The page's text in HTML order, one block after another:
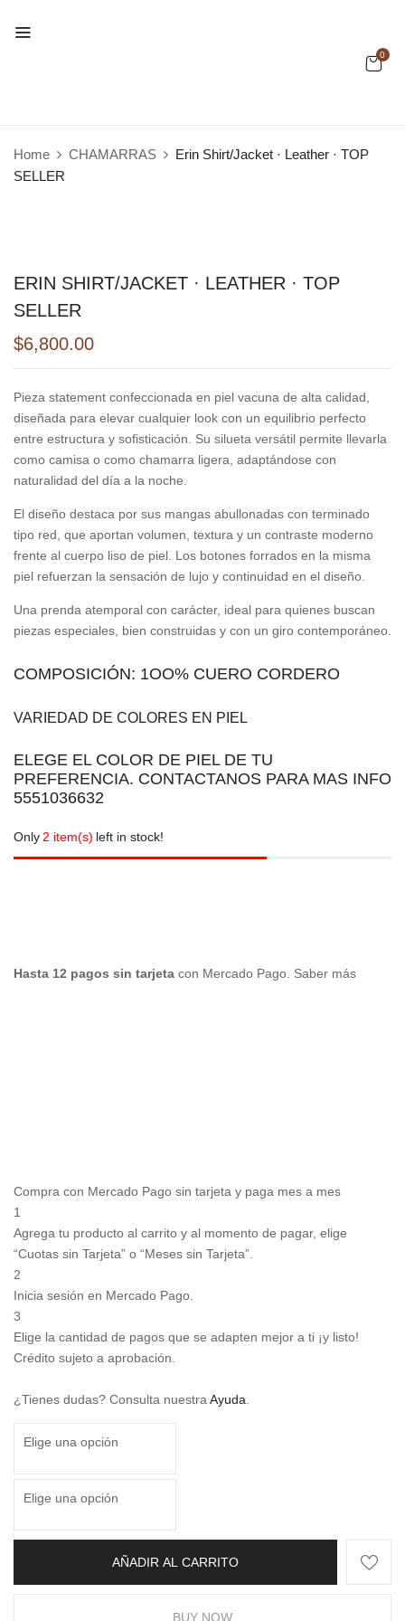
0
Home CHAMARRAS
Erin Shirt/Jacket · Leather · TOP
SELLER
ERIN SHIRT/JACKET · LEATHER · TOP
SELLER
$6,800.00
Pieza statement confeccionada en piel vacuna de alta calidad,
diseñada para elevar cualquier look con un equilibrio perfecto
entre estructura y sofisticación. Su silueta versátil permite llevarla
como camisa o como chamarra ligera, adaptándose con
naturalidad del día a la noche.
El diseño destaca por sus mangas abullonadas con terminado
tipo red, que aportan volumen, textura y un contraste moderno
frente al cuerpo liso de piel. Los botones forrados en la misma
piel refuerzan la sensación de lujo y continuidad en el diseño.
Una prenda atemporal con carácter, ideal para quienes buscan
piezas especiales, bien construidas y con un giro contemporáneo.
COMPOSICIÓN: 1OO% CUERO CORDERO
VARIEDAD DE COLORES EN PIEL
ELEGE EL COLOR DE PIEL DE TU
PREFERENCIA. CONTACTANOS PARA MAS INFO
5551036632
Only 2 item(s) left in stock!
Hasta 12 pagos sin tarjeta con Mercado Pago. Saber más
Compra con Mercado Pago sin tarjeta y paga mes a mes
1
Agrega tu producto al carrito y al momento de pagar, elige
“Cuotas sin Tarjeta” o “Meses sin Tarjeta”.
2
Inicia sesión en Mercado Pago.
3
Elige la cantidad de pagos que se adapten mejor a ti ¡y listo!
Crédito sujeto a aprobación.
¿Tienes dudas? Consulta nuestra Ayuda
AÑADIR AL CARRITO
BUY NOW